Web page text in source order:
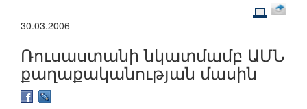
30.03.2006
Ռուսաստանի նկատմամբ ԱՄՆ
քաղաքականության մասին